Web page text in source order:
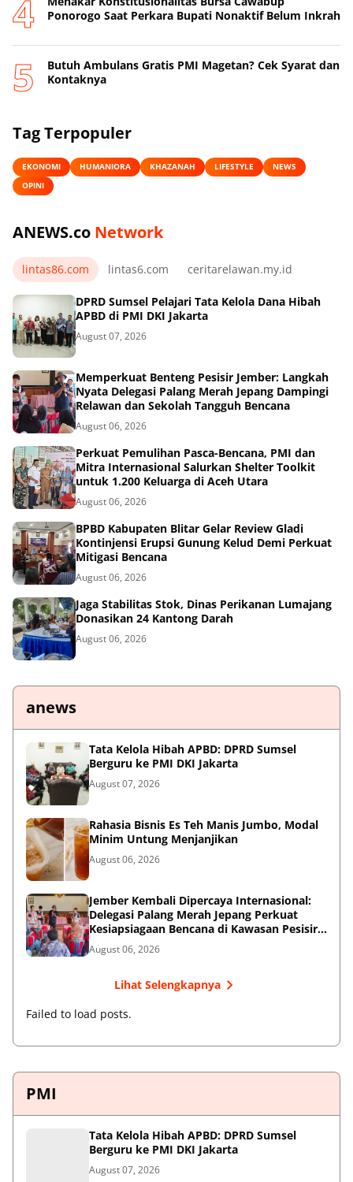
Ponorogo Saat Perkara Bupati Nonaktif Belum Inkrah
Butuh Ambulans Gratis PMI Magetan? Cek Syarat dan
Kontaknya
Tag Terpopuler
EKONOMI HUMANIORA KHAZANAH LIFESTYLE
NEWS
OPINI
ANEWS.co Network
lintas86.com lintas6.com ceritarelawan.my.id
DPRD Sumsel Pelajari Tata Kelola Dana Hibah
APBD di PMI DKI Jakarta
August 07, 2026
Memperkuat Benteng Pesisir Jember: Langkah
Nyata Delegasi Palang Merah Jepang Dampingi
Relawan dan Sekolah Tangguh Bencana
August 06, 2026
Perkuat Pemulihan Pasca-Bencana, PMI dan
Mitra Internasional Salurkan Shelter Toolkit
untuk 1.200 Keluarga di Aceh Utara
August 06, 2026
BPBD Kabupaten Blitar Gelar Review Gladi
Kontinjensi Erupsi Gunung Kelud Demi Perkuat
Mitigasi Bencana
August 06, 2026
Jaga Stabilitas Stok, Dinas Perikanan Lumajang
Donasikan 24 Kantong Darah
August 06, 2026
anews
Tata Kelola Hibah APBD: DPRD Sumsel
Berguru ke PMI DKI Jakarta
August 07, 2026
Rahasia Bisnis Es Teh Manis Jumbo, Modal
Minim Untung Menjanjikan
August 06, 2026
Jember Kembali Dipercaya Internasional:
Delegasi Palang Merah Jepang Perkuat
Kesiapsiagaan Bencana di Kawasan Pesisir
dan Sekolah
August 06, 2026
Lihat Selengkapnya
Failed to load posts.
PMI
Tata Kelola Hibah APBD: DPRD Sumsel
Berguru ke PMI DKI Jakarta
August 07, 2026